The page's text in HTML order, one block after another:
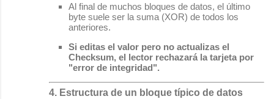
Al final de muchos bloques de datos, el último
byte suele ser la suma (XOR) de todos los
anteriores.
Si editas el valor pero no actualizas el
Checksum, el lector rechazará la tarjeta por
"error de integridad".
4. Estructura de un bloque típico de datos